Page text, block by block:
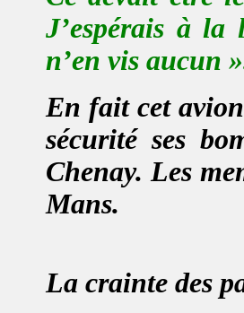
J’espérais à la
n’en vis aucun
En fait cet
sécurité ses
Chenay. Les
Mans.
La crainte des